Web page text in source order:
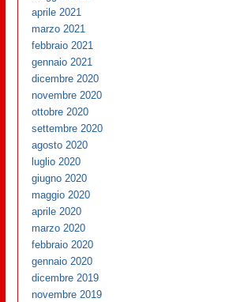
aprile 2021
marzo 2021
febbraio 2021
gennaio 2021
dicembre 2020
novembre 2020
ottobre 2020
settembre 2020
agosto 2020
luglio 2020
giugno 2020
maggio 2020
aprile 2020
marzo 2020
febbraio 2020
gennaio 2020
dicembre 2019
novembre 2019